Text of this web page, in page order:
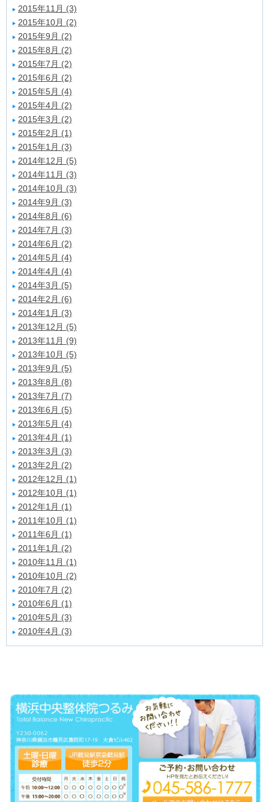
2015年11月 (3)
2015年10月 (2)
2015年9月 (2)
2015年8月 (2)
2015年7月 (2)
2015年6月 (2)
2015年5月 (4)
2015年4月 (2)
2015年3月 (2)
2015年2月 (1)
2015年1月 (3)
2014年12月 (5)
2014年11月 (3)
2014年10月 (3)
2014年9月 (3)
2014年8月 (6)
2014年7月 (3)
2014年6月 (2)
2014年5月 (4)
2014年4月 (4)
2014年3月 (5)
2014年2月 (6)
2014年1月 (3)
2013年12月 (5)
2013年11月 (9)
2013年10月 (5)
2013年9月 (5)
2013年8月 (8)
2013年7月 (7)
2013年6月 (5)
2013年5月 (4)
2013年4月 (1)
2013年3月 (3)
2013年2月 (2)
2012年12月 (1)
2012年10月 (1)
2012年1月 (1)
2011年10月 (1)
2011年6月 (1)
2011年1月 (2)
2010年11月 (1)
2010年10月 (2)
2010年7月 (2)
2010年6月 (1)
2010年5月 (3)
2010年4月 (3)